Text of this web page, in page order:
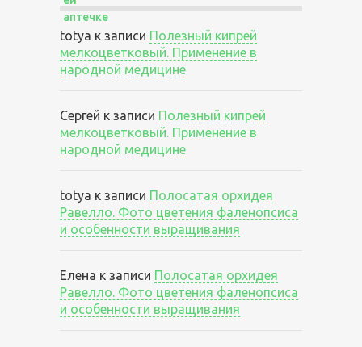
totya к записи Полезный кипрей
мелкоцветковый. Применение в
народной медицине
Сергей к записи Полезный кипрей
мелкоцветковый. Применение в
народной медицине
totya к записи Полосатая орхидея
Равелло. Фото цветения фаленопсиса
и особенности выращивания
Елена к записи Полосатая орхидея
Равелло. Фото цветения фаленопсиса
и особенности выращивания